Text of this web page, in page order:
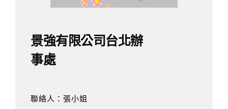
景強有限公司台北辦
事處
聯絡人：張小姐